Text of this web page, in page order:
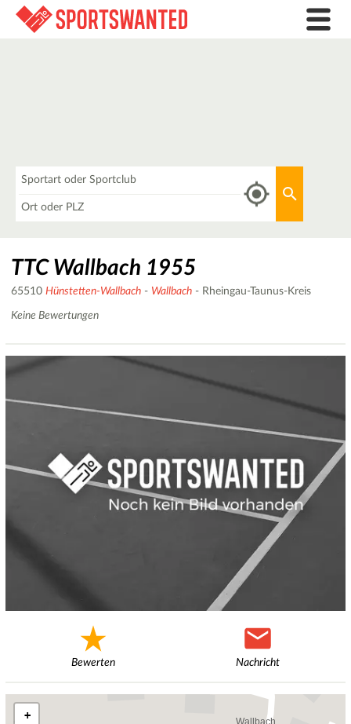
TTC Wallbach 1955
65510 Hünstetten-Wallbach - Wallbach - Rheingau-Taunus-Kreis
Keine Bewertungen
Bewerten Nachricht
+